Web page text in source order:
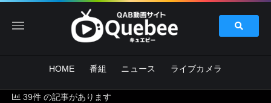
HOME 番組 ニュース ライブカメラ
39件 の記事があります